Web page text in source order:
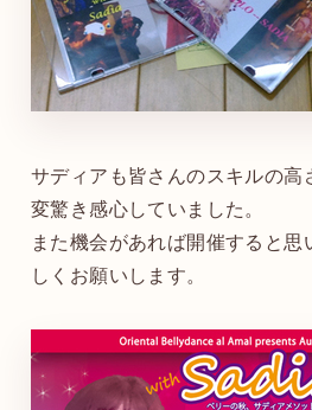
サディアも皆さんのスキルの
変驚き感心していました。
また機会があれば開催すると
しくお願いします。